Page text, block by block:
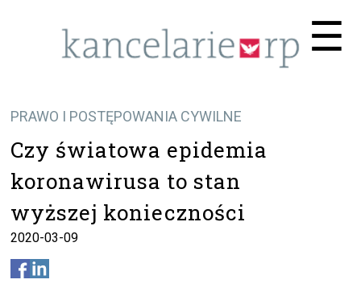
☰
PRAWO I POSTĘPOWANIA CYWILNE
Czy światowa epidemia
koronawirusa to stan
wyższej konieczności
2020-03-09